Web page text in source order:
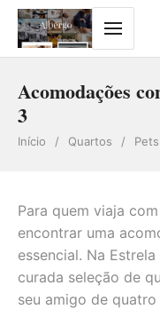
Acomodações
3
Início / Quartos /
Para quem viaja
encontrar uma
essencial. Na
curada seleção de
seu amigo de